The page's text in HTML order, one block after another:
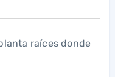
raíces donde